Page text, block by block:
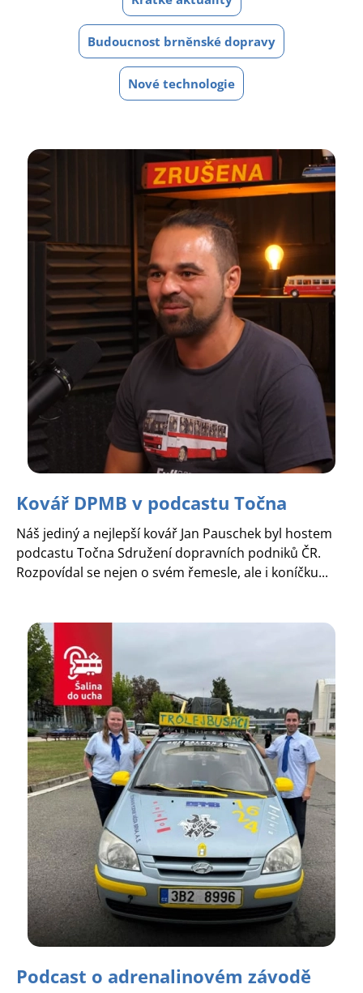
Budoucnost brněnské dopravy
Nové technologie
Kovář DPMB v podcastu Točna
Náš jediný a nejlepší kovář Jan Pauschek byl hostem
podcastu Točna Sdružení dopravních podniků ČR.
Rozpovídal se nejen o svém řemesle, ale i koníčku...
Podcast o adrenalinovém závodě